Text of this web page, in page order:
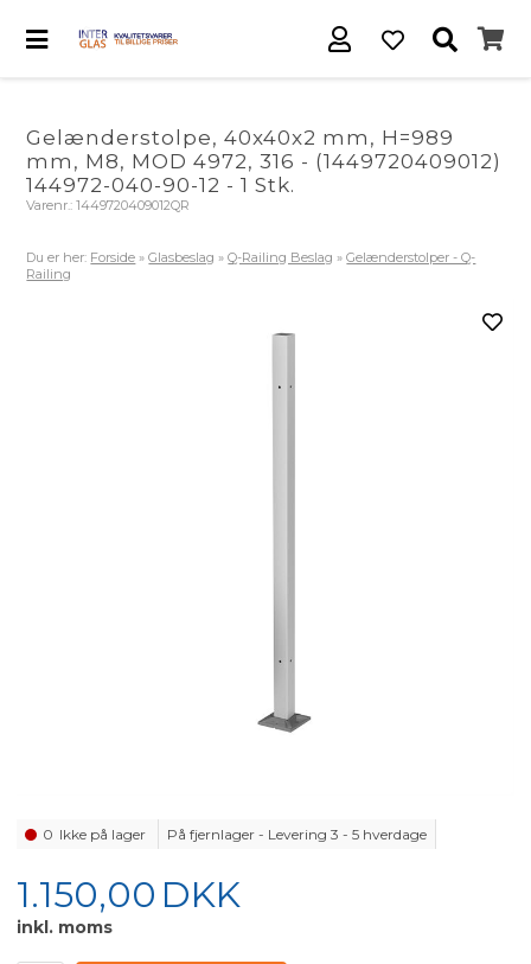
Gelænderstolpe, 40x40x2 mm, H=989
mm, M8, MOD 4972, 316 - (1449720409012)
144972-040-90-12 - 1 Stk.
Varenr.:1449720409012QR
Du er her: Forside »Glasbeslag »Q-Railing Beslag »Gelænderstolper - Q-
Railing
0 Ikke på lager På fjernlager - Levering 3 - 5 hverdage
1.150,00 DKK
inkl. moms